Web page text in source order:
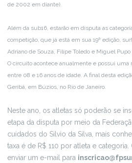
de 2002 em diante).
Além da sub16, estarão em disputa as
competição, que já está em sua 19ª edição,
Adriano de Souza, Filipe Toledo e Miguel
O circuito acontece anualmente e possui uma
entre 08 e 16 anos de idade. A final desta
Geribá, em Búzios, no Rio de Janeiro.
Neste ano, os atletas só poderão se
etapa da disputa por meio da
cuidados do Silvio da Silva, mais
taxa é de R$ 110 por atleta e
enviar um e-mail para